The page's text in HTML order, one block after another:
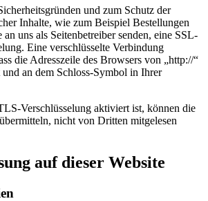
und zum Schutz der
Inhalte, wie zum Beispiel Bestellungen
uns als Seitenbetreiber senden, eine SSL-
Eine verschlüsselte Verbindung
die Adresszeile des Browsers von „http://“
an dem Schloss-Symbol in Ihrer
Verschlüsselung aktiviert ist, können die
nicht von Dritten mitgelesen
auf dieser Website